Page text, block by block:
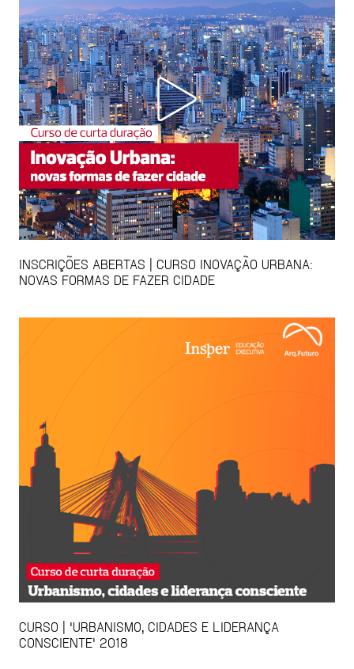
INSCRIÇÕES ABERTAS | CURSO INOVAÇÃO URBANA:
NOVAS FORMAS DE FAZER CIDADE
CURSO | 'URBANISMO, CIDADES E LIDERANÇA
CONSCIENTE' 2018